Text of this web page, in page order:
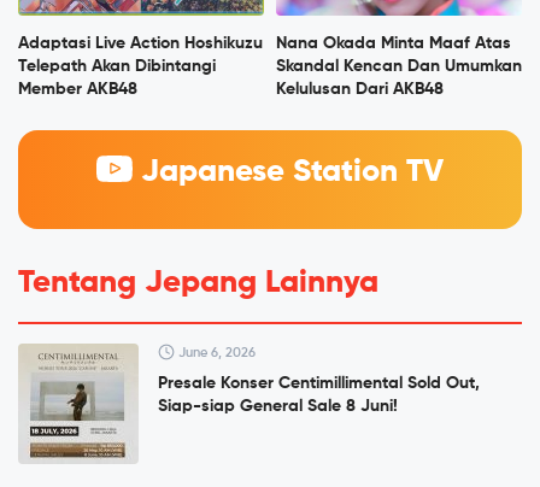
Adaptasi Live Action Hoshikuzu
Telepath Akan Dibintangi
Member AKB48
Nana Okada Minta Maaf Atas
Skandal Kencan Dan Umumkan
Kelulusan Dari AKB48
Japanese Station TV
Tentang Jepang Lainnya
June 6, 2026
Presale Konser Centimillimental Sold Out,
Siap-siap General Sale 8 Juni!